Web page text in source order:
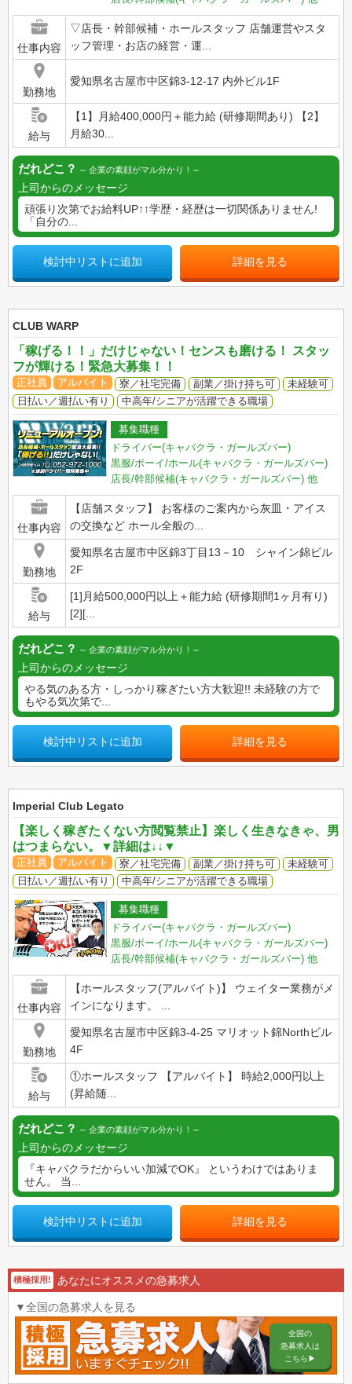
仕事内容
▽店長・幹部候補・ホールスタッフ 店舗運営やスタ
ッフ管理・お店の経営・運...
勤務地
愛知県名古屋市中区錦3-12-17 内外ビル1F
給与
【1】月給400,000円＋能力給 (研修期間あり) 【2】
月給30...
だれどこ？ 企業の素顔がマル分かり！
上司からのメッセージ
頑張り次第でお給料UP↑↑学歴・経歴は一切関係ありません!
「自分の...
検討中リストに追加 詳細を見る
CLUB WARP
「稼げる！！」だけじゃない！センスも磨ける！ スタッ
フが輝ける！緊急大募集！！
正社員 アルバイト 寮／社宅完備 副業／掛け持ち可
未経験可
日払い／週払い有り
中高年/シニアが活躍できる職場
募集職種
ドライバー(キャバクラ・ガールズバー)
黒服/ボーイ/ホール(キャバクラ・ガールズバー)
店長/幹部候補(キャバクラ・ガールズバー) 他
仕事内容
【店舗スタッフ】 お客様のご案内から灰皿・アイス
の交換など ホール全般の...
勤務地
愛知県名古屋市中区錦3丁目13－10 シャイン錦ビル
2F
給与
[1]月給500,000円以上＋能力給 (研修期間1ヶ月有り)
[2][...
だれどこ？ 企業の素顔がマル分かり！
上司からのメッセージ
やる気のある方・しっかり稼ぎたい方大歓迎!! 未経験の方で
もやる気次第で...
検討中リストに追加 詳細を見る
Imperial Club Legato
【楽しく稼ぎたくない方閲覧禁止】楽しく生きなきゃ、男
はつまらない。▼詳細は↓↓▼
正社員 アルバイト 寮／社宅完備 副業／掛け持ち可
未経験可
日払い／週払い有り
中高年/シニアが活躍できる職場
募集職種
ドライバー(キャバクラ・ガールズバー)
黒服/ボーイ/ホール(キャバクラ・ガールズバー)
店長/幹部候補(キャバクラ・ガールズバー) 他
仕事内容
【ホールスタッフ(アルバイト)】 ウェイター業務がメ
インになります。 ...
勤務地
愛知県名古屋市中区錦3-4-25 マリオット錦Northビル
4F
給与
①ホールスタッフ 【アルバイト】 時給2,000円以上
(昇給随...
だれどこ？ 企業の素顔がマル分かり！
上司からのメッセージ
『キャバクラだからいい加減でOK』 というわけではありま
せん。 当...
検討中リストに追加 詳細を見る
積極採用! あなたにオススメの急募求人
▼全国の急募求人を見る
全国の
急募求人は
こちら▶︎